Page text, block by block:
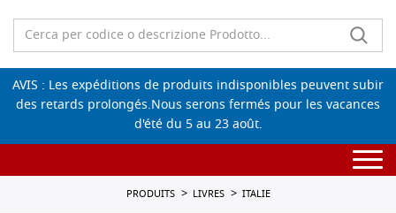
Liste de souhaits vide
AVIS : Les expéditions de produits indisponibles peuvent subir
des retards prolongés.Nous serons fermés pour les vacances
d'été du 5 au 23 août.
PRODUITS LIVRES ITALIE